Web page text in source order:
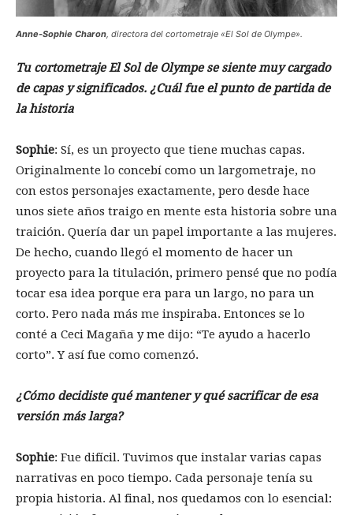
Anne-Sophie Charon, directora del cortometraje «El Sol de Olympe».
Tu cortometraje El Sol de Olympe se siente muy cargado
de capas y significados. ¿Cuál fue el punto de partida de
la historia
Sophie: Sí, es un proyecto que tiene muchas capas.
Originalmente lo concebí como un largometraje, no
con estos personajes exactamente, pero desde hace
unos siete años traigo en mente esta historia sobre una
traición. Quería dar un papel importante a las mujeres.
De hecho, cuando llegó el momento de hacer un
proyecto para la titulación, primero pensé que no podía
tocar esa idea porque era para un largo, no para un
corto. Pero nada más me inspiraba. Entonces se lo
conté a Ceci Magaña y me dijo: “Te ayudo a hacerlo
corto”. Y así fue como comenzó.
¿Cómo decidiste qué mantener y qué sacrificar de esa
versión más larga?
Sophie: Fue difícil. Tuvimos que instalar varias capas
narrativas en poco tiempo. Cada personaje tenía su
propia historia. Al final, nos quedamos con lo esencial: